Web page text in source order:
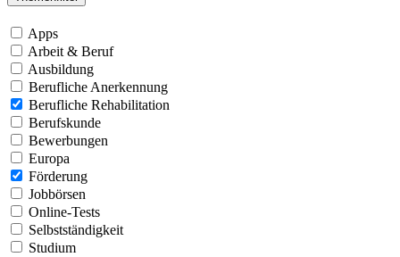
Apps
Arbeit & Beruf
Ausbildung
Berufliche Anerkennung
Berufliche Rehabilitation
Berufskunde
Bewerbungen
Europa
Förderung
Jobbörsen
Online-Tests
Selbstständigkeit
Studium